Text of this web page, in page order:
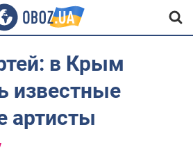
в Крым
известные
артисты